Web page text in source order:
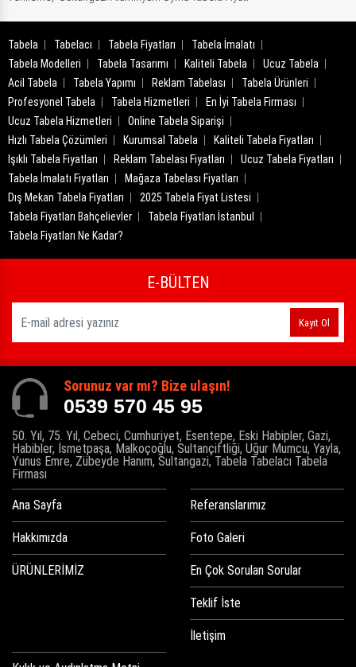
Tabela Tabelacı Tabela Fiyatları
Tabela İmalatı
Tabela Modelleri
Tabela Tasarımı Kaliteli Tabela
Ucuz Tabela
Acil Tabela
Tabela Yapımı Reklam Tabelası
Tabela Ürünleri
Profesyonel Tabela
Tabela Hizmetleri
En İyi Tabela Firması
Ucuz Tabela Hizmetleri
Online Tabela Siparişi
Hızlı Tabela Çözümleri
Kurumsal Tabela
Kaliteli Tabela Fiyatları
Işıklı Tabela Fiyatları
Reklam Tabelası Fiyatları
Ucuz Tabela Fiyatları
Tabela İmalatı Fiyatları
Mağaza Tabelası Fiyatları
Dış Mekan Tabela Fiyatları
2025 Tabela Fiyat Listesi
Tabela Fiyatları Bahçelievler
Tabela Fiyatları İstanbul
Tabela Fiyatları Ne Kadar?
E-BÜLTEN
Kayıt Ol
Sorunuz var mı? Bize ulaşın!
0539 570 45 95
50. Yıl, 75. Yıl, Cebeci, Cumhuriyet, Esentepe, Eski Habipler, Gazi,
Habibler, İsmetpaşa, Malkoçoğlu, Sultançiftliği, Uğur Mumcu, Yayla,
Yunus Emre, Zübeyde Hanım, Sultangazi, Tabela Tabelacı Tabela
Firması
Ana Sayfa
Hakkımızda
ÜRÜNLERİMİZ
Referanslarımız
Foto Galeri
En Çok Sorulan Sorular
Teklif İste
İletişim